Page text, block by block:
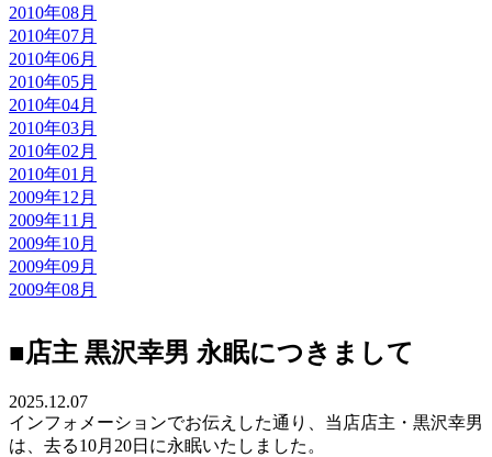
2010年08月
2010年07月
2010年06月
2010年05月
2010年04月
2010年03月
2010年02月
2010年01月
2009年12月
2009年11月
2009年10月
2009年09月
2009年08月
■店主 黒沢幸男 永眠につきまして
2025.12.07
インフォメーションでお伝えした通り、当店店主・黒沢幸男
は、去る10月20日に永眠いたしました。